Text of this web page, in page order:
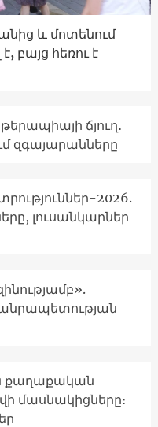
և մոտենում
բայց հեռու է
ճյուղ․
զգայարանները
2026.
լուսանկարներ
քաղաքական
մասնակիցները։